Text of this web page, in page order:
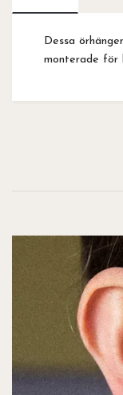
Dessa
monterade för